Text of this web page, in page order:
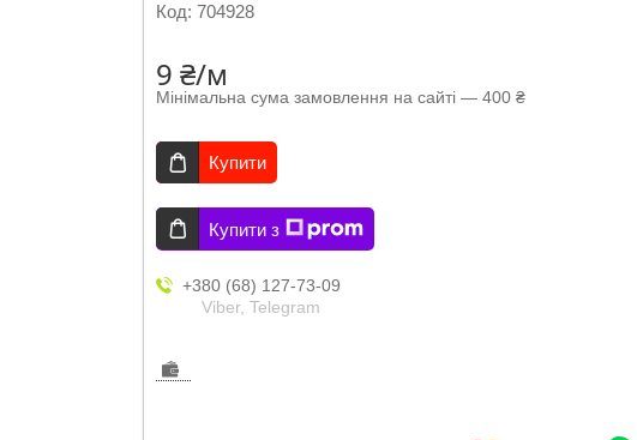
Код: 704928
9 ₴/м
Мінімальна сума замовлення на сайті — 400 ₴
Купити
Купити з
+380 (68) 127-73-09
Viber, Telegram